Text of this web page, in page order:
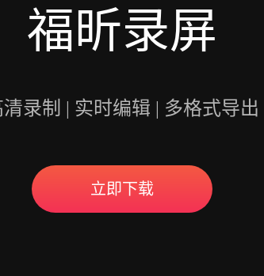
福昕录屏
清录制 | 实时编辑 | 多格式导出
立即下载